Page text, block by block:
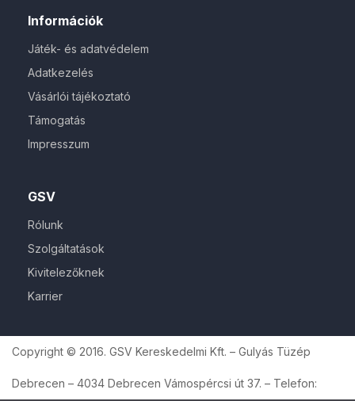
GSV
Rólunk
Szolgáltatások
Kivitelezőknek
Karrier
Információk
Játék- és adatvédelem
Adatkezelés
Vásárlói tájékoztató
Támogatás
Impresszum
Copyright © 2016. GSV Kereskedelmi Kft. – Gulyás Tüzép
Debrecen – 4034 Debrecen Vámospércsi út 37. – Telefon: